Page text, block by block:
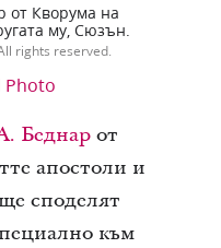
от Кворума на
му, Сюзън.
rights reserved.
Photo
Беднарот
апостоли и
споделят
към